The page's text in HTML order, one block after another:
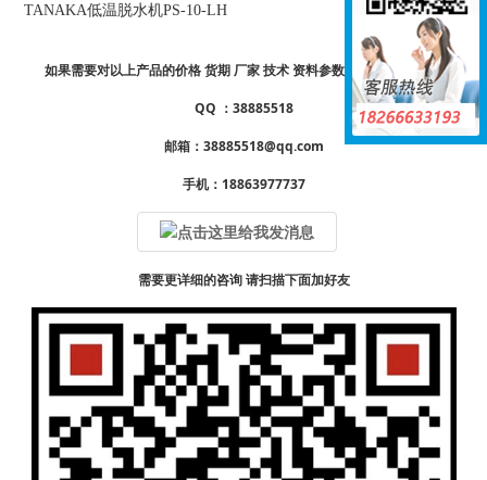
TANAKA低温脱水机PS-10-LH
如果需要对以上产品的价格 货期 厂家 技术 资料参数样册 详情请咨询
QQ ：38885518
邮箱：38885518@qq.com
手机：18863977737
需要更详细的咨询 请扫描下面加好友